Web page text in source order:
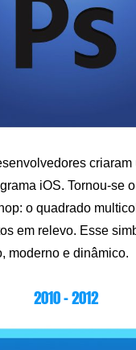
criaram
iOS. Tornou-se
o quadrado
em relevo. Esse
moderno e dinâmico.
2010 – 2012